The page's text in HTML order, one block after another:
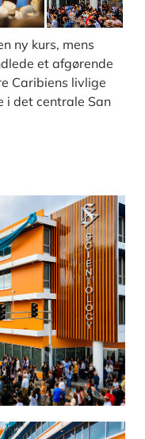
ny kurs, mens
et afgørende
Caribiens livlige
i det centrale San